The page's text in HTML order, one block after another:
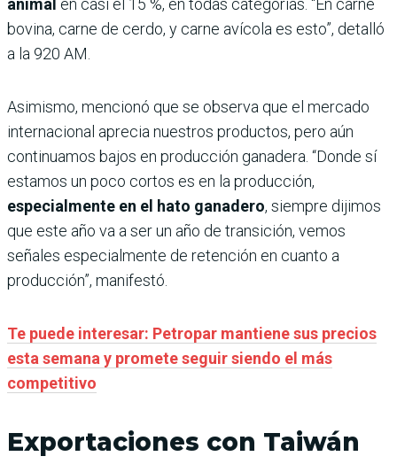
animal en casi el 15 %, en todas categorías. “En carne
bovina, carne de cerdo, y carne avícola es esto”, detalló
a la 920 AM.
Asimismo, mencionó que se observa que el mercado
internacional aprecia nuestros productos, pero aún
continuamos bajos en producción ganadera. “Donde sí
estamos un poco cortos es en la producción,
especialmente en el hato ganadero, siempre dijimos
que este año va a ser un año de transición, vemos
señales especialmente de retención en cuanto a
producción”, manifestó.
Te puede interesar: Petropar mantiene sus precios
esta semana y promete seguir siendo el más
competitivo
Exportaciones con Taiwán